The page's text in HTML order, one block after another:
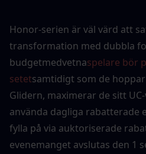
Honor-serien är väl värd att
transformation med dubbla
budgetmedvetnaspelare bör
setetsamtidigt som de
Glidern, maximerar de sitt
använda dagliga rabatterade
fylla på via auktoriserade
evenemanget avslutas den 1